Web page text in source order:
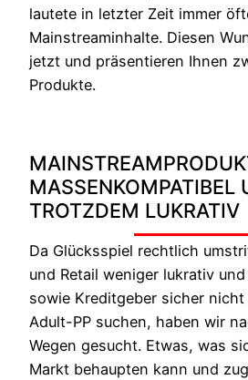
lautete in letzter Zeit immer
Mainstreaminhalte. Diesen
jetzt und präsentieren Ihnen
Produkte.
MASSENKOMPATIBEL
TROTZDEM LUKRATIV
Da Glücksspiel rechtlich
und Retail weniger lukrativ
sowie Kreditgeber sicher nicht
Adult-PP suchen, haben wir
Wegen gesucht. Etwas, was
Markt behaupten kann und